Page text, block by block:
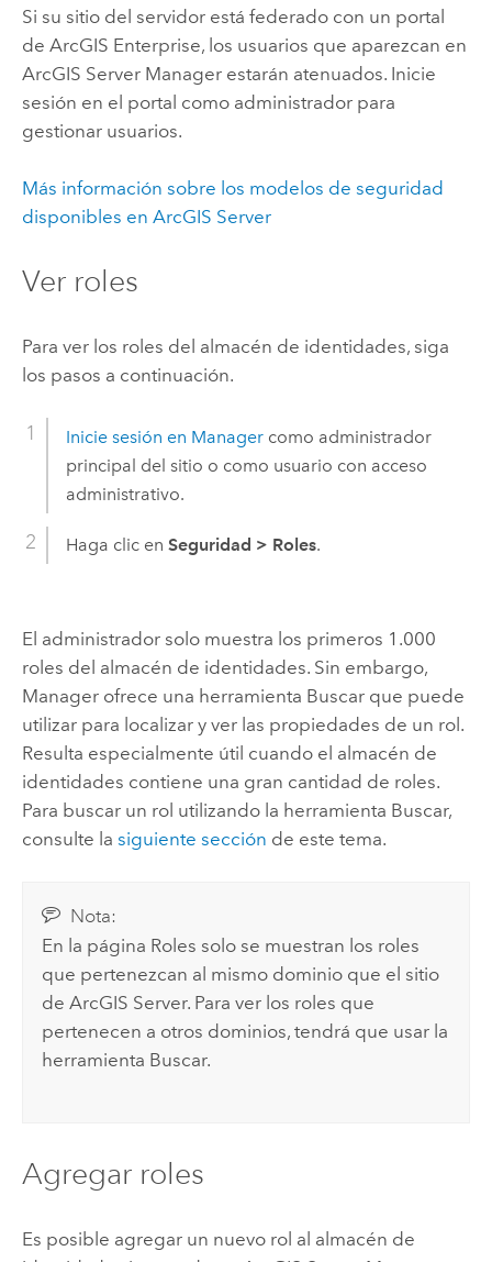
Si su sitio del servidor está federado con un portal
de ArcGIS Enterprise, los usuarios que aparezcan en
ArcGIS ServerManager estarán atenuados. Inicie
sesión en el portal como administrador para
gestionar usuarios.
Más información sobre los modelos de seguridad
disponibles en ArcGIS Server
Ver roles
Para ver los roles del almacén de identidades, siga
los pasos a continuación.
Inicie sesión en Managercomo administrador
principal del sitio o como usuario con acceso
administrativo.
Haga clic en Seguridad > Roles.
El administrador solo muestra los primeros 1.000
roles del almacén de identidades. Sin embargo,
Manager ofrece una herramienta Buscar que puede
utilizar para localizar y ver las propiedades de un rol.
Resulta especialmente útil cuando el almacén de
identidades contiene una gran cantidad de roles.
Para buscar un rol utilizando la herramienta Buscar,
consulte la siguiente sección de este tema.
Nota:
En la página Roles solo se muestran los roles
que pertenezcan al mismo dominio que el sitio
deArcGIS Server. Para ver los roles que
pertenecen a otros dominios, tendrá que usar la
herramienta Buscar.
Agregar roles
Es posible agregar un nuevo rol al almacén de